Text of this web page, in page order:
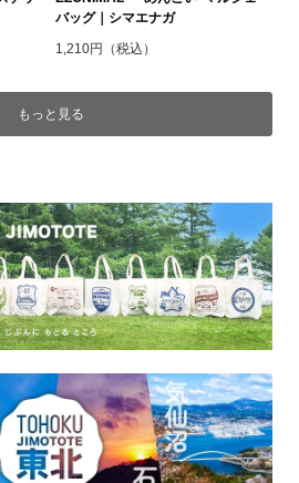
バッグ｜シマエナガ
1,210円（税込）
もっと見る